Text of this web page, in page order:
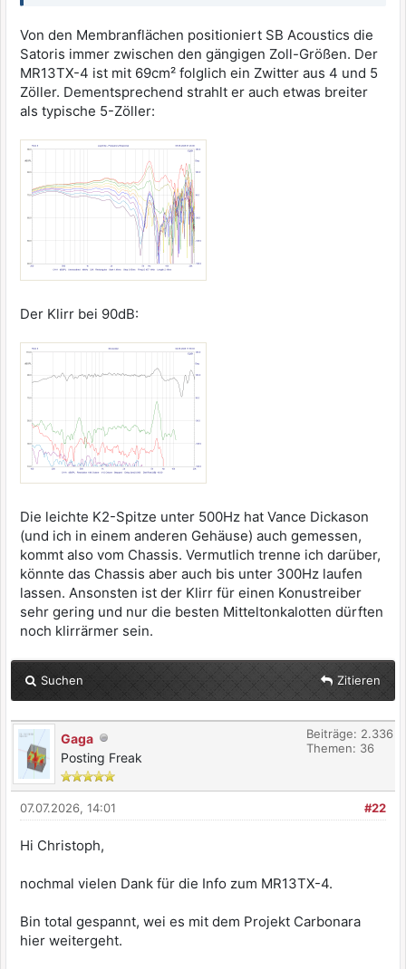
Von den Membranflächen positioniert SB Acoustics die
Satoris immer zwischen den gängigen Zoll-Größen. Der
MR13TX-4 ist mit 69cm² folglich ein Zwitter aus 4 und 5
Zöller. Dementsprechend strahlt er auch etwas breiter
als typische 5-Zöller:
Der Klirr bei 90dB:
Die leichte K2-Spitze unter 500Hz hat Vance Dickason
(und ich in einem anderen Gehäuse) auch gemessen,
kommt also vom Chassis. Vermutlich trenne ich darüber,
könnte das Chassis aber auch bis unter 300Hz laufen
lassen. Ansonsten ist der Klirr für einen Konustreiber
sehr gering und nur die besten Mitteltonkalotten dürften
noch klirrärmer sein.
Suchen Zitieren
Gaga
Posting Freak
Beiträge: 2.336
Themen: 36
#22
07.07.2026, 14:01
Hi Christoph,
nochmal vielen Dank für die Info zum MR13TX-4.
Bin total gespannt, wei es mit dem Projekt Carbonara
hier weitergeht.